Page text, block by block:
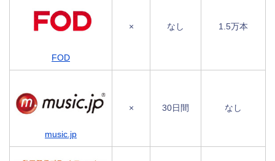
FOD
× なし 1.5万本
music.jp
× 30日間 なし